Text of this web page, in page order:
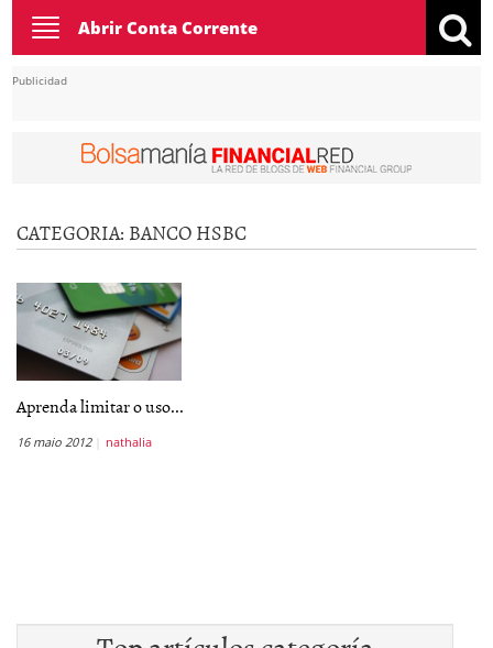
Toggle
navigation
Abrir Conta Corrente
Publicidad
CATEGORIA: BANCO HSBC
Aprenda limitar o uso...
16 maio 2012 nathalia